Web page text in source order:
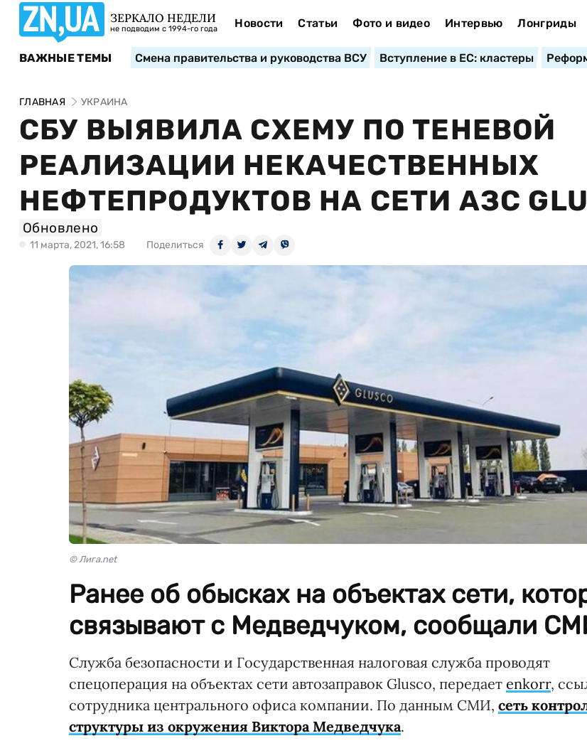
ЗЕРКАЛО НЕДЕЛИ
не подводим с 1994-го года Новости Статьи Фото и видео Интервью Лонгриды
ВАЖНЫЕ ТЕМЫ Смена правительства и руководства ВСУ Вступление в ЕС: кластеры
ГЛАВНАЯ УКРАИНА
СБУ ВЫЯВИЛА СХЕМУ ПО ТЕНЕВОЙ
РЕАЛИЗАЦИИ НЕКАЧЕСТВЕННЫХ
НЕФТЕПРОДУКТОВ НА СЕТИ АЗС
Обновлено
11 марта, 2021, 16:58 Поделиться
© Лига.net
Ранее об обысках на объектах сети,
связывают с Медведчуком, сообщали
Служба безопасности и Государственная налоговая служба проводят
спецоперация на объектах сети автозаправок Glusco, передает enkorr,
сотрудника центрального офиса компании. По данным СМИ, сеть
структуры из окружения Виктора Медведчука.